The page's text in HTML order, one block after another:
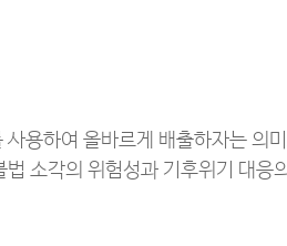
용하여 올바르게 배출하자는 의
소각의 위험성과 기후위기 대응